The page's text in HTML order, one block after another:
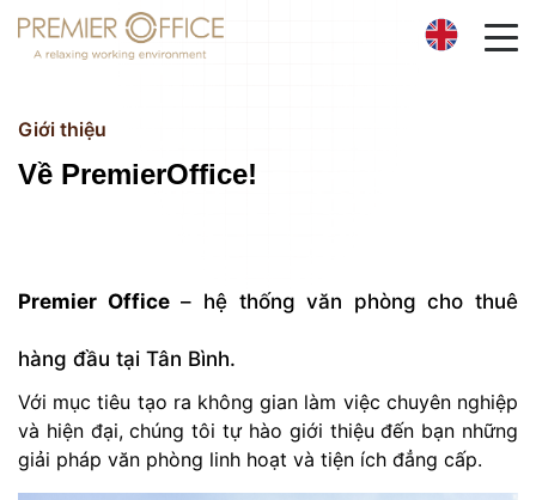
Giới thiệu
Địa điểm
Tin tức
Liên hệ
Giới thiệu
Về PremierOffice!
Premier Office– hệ thống văn phòng cho thuê
hàng đầu tại Tân Bình.
Với mục tiêu tạo ra không gian làm việc chuyên nghiệp
và hiện đại, chúng tôi tự hào giới thiệu đến bạn những
giải pháp văn phòng linh hoạt và tiện ích đẳng cấp.